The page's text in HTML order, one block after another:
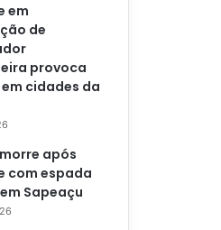
em
de
provoca
cidades da
após
com espada
Sapeaçu